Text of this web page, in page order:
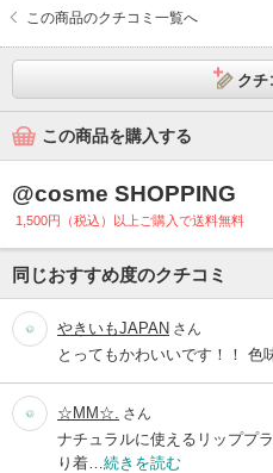
この商品のクチコミ一覧へ
クチ
この商品を購入する
@cosme SHOPPING
1,500円（税込）以上ご購入で送料無料
同じおすすめ度のクチコミ
やきいもJAPAN さん
とってもかわいいです！！ 色
☆MM☆. さん
ナチュラルに使えるリッププ
り着… 続きを読む